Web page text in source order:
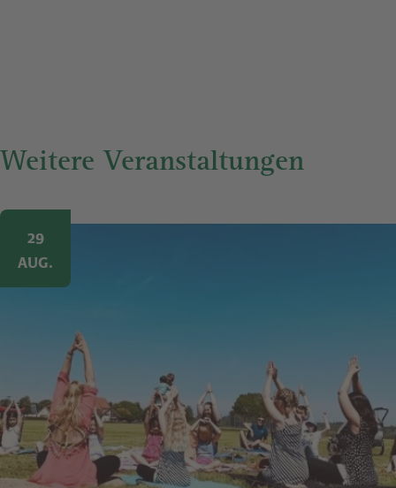
Weitere Veranstaltungen
Image
29
AUG.